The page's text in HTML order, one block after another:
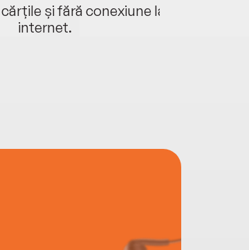
și fără conexiune la
internet.